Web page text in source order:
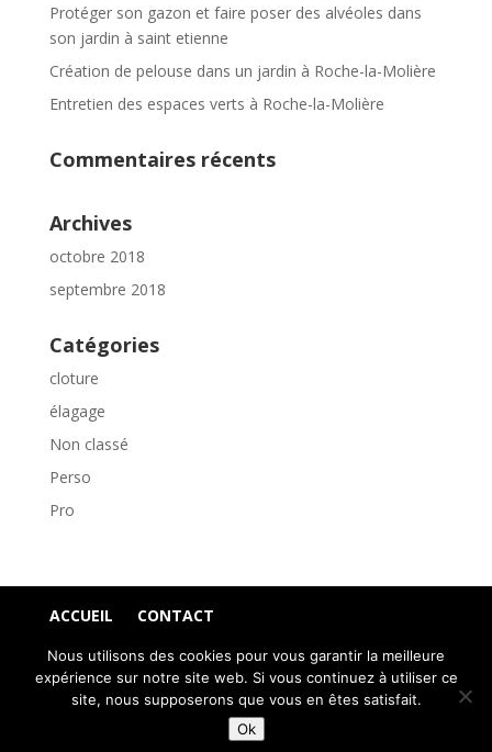
Protéger son gazon et faire poser des alvéoles dans
son jardin à saint etienne
Création de pelouse dans un jardin à Roche-la-Molière
Entretien des espaces verts à Roche-la-Molière
Commentaires récents
Archives
octobre 2018
septembre 2018
Catégories
cloture
élagage
Non classé
Perso
Pro
ACCUEIL
CONTACT
PLAN DU SITE
MENTIONS LÉGALES
CRÉATION DE SITE INTERNET À SAINT-ETIENNE
| WEBILIKO |
Nous utilisons des cookies pour vous garantir la meilleure
expérience sur notre site web. Si vous continuez à utiliser ce
site, nous supposerons que vous en êtes satisfait.
Ok